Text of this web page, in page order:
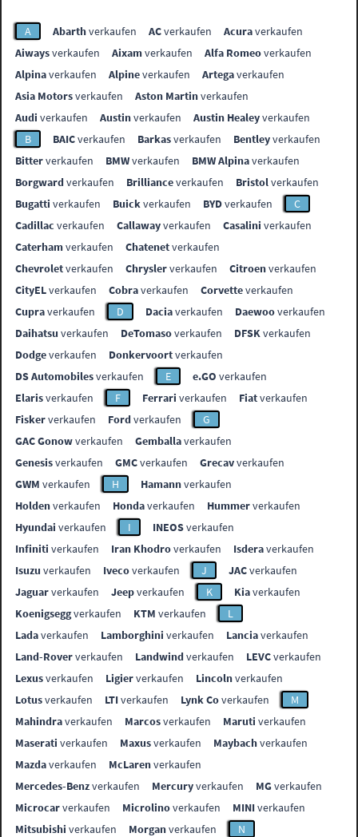
A Abarthverkaufen ACverkaufen Acuraverkaufen
Aiwaysverkaufen Aixamverkaufen Alfa Romeoverkaufen
Alpinaverkaufen Alpineverkaufen Artegaverkaufen
Asia Motorsverkaufen Aston Martinverkaufen
Audi verkaufen Austinverkaufen Austin Healeyverkaufen
B
BAICverkaufen Barkasverkaufen Bentleyverkaufen
Bitterverkaufen BMWverkaufen BMW Alpinaverkaufen
Borgwardverkaufen Brillianceverkaufen Bristolverkaufen
Bugatti verkaufen Buickverkaufen BYDverkaufen
C
Cadillac verkaufen Callawayverkaufen Casalini verkaufen
Caterhamverkaufen Chatenetverkaufen
Chevroletverkaufen Chryslerverkaufen Citroenverkaufen
CityELverkaufen Cobraverkaufen Corvetteverkaufen
Cupraverkaufen D Daciaverkaufen Daewooverkaufen
Daihatsu verkaufen DeTomasoverkaufen DFSKverkaufen
Dodgeverkaufen Donkervoortverkaufen
DS Automobilesverkaufen E e.GO verkaufen
Elarisverkaufen F Ferrari verkaufen Fiatverkaufen
Fiskerverkaufen Fordverkaufen
G
GAC Gonowverkaufen Gemballaverkaufen
Genesisverkaufen GMCverkaufen Grecavverkaufen
GWM verkaufen H Hamannverkaufen
Holdenverkaufen Hondaverkaufen Hummerverkaufen
Hyundai verkaufen I INEOSverkaufen
Infiniti verkaufen Iran Khodroverkaufen Isderaverkaufen
Isuzu verkaufen Ivecoverkaufen J JACverkaufen
Jaguarverkaufen Jeepverkaufen K Kiaverkaufen
Koenigseggverkaufen KTM verkaufen
L
Ladaverkaufen Lamborghini verkaufen Lanciaverkaufen
Land-Roververkaufen Landwindverkaufen LEVCverkaufen
Lexusverkaufen Ligierverkaufen Lincolnverkaufen
Lotusverkaufen LTIverkaufen Lynk Coverkaufen
M
Mahindraverkaufen Marcosverkaufen Maruti verkaufen
Maserati verkaufen Maxusverkaufen Maybachverkaufen
Mazdaverkaufen McLarenverkaufen
Mercedes-Benzverkaufen Mercuryverkaufen MGverkaufen
Microcarverkaufen Microlinoverkaufen MINIverkaufen
Mitsubishi verkaufen Morganverkaufen
N